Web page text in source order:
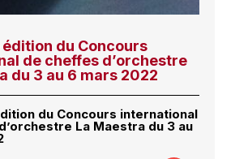
édition du Concours
de cheffes d’orchestre
du 3 au 6 mars 2022
du Concours international
La Maestra du 3 au